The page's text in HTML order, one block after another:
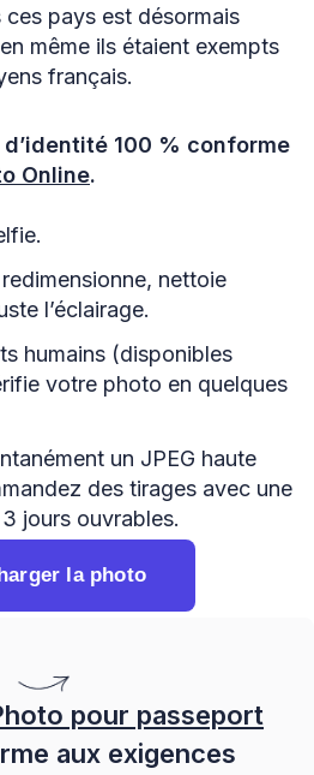
pays est désormais
même ils étaient exempts
français.
100 % conforme
Online.
nettoie
l’éclairage.
humains (disponibles
votre photo en quelques
un JPEG haute
des tirages avec une
jours ouvrables.
la photo
pour passeport
aux exigences